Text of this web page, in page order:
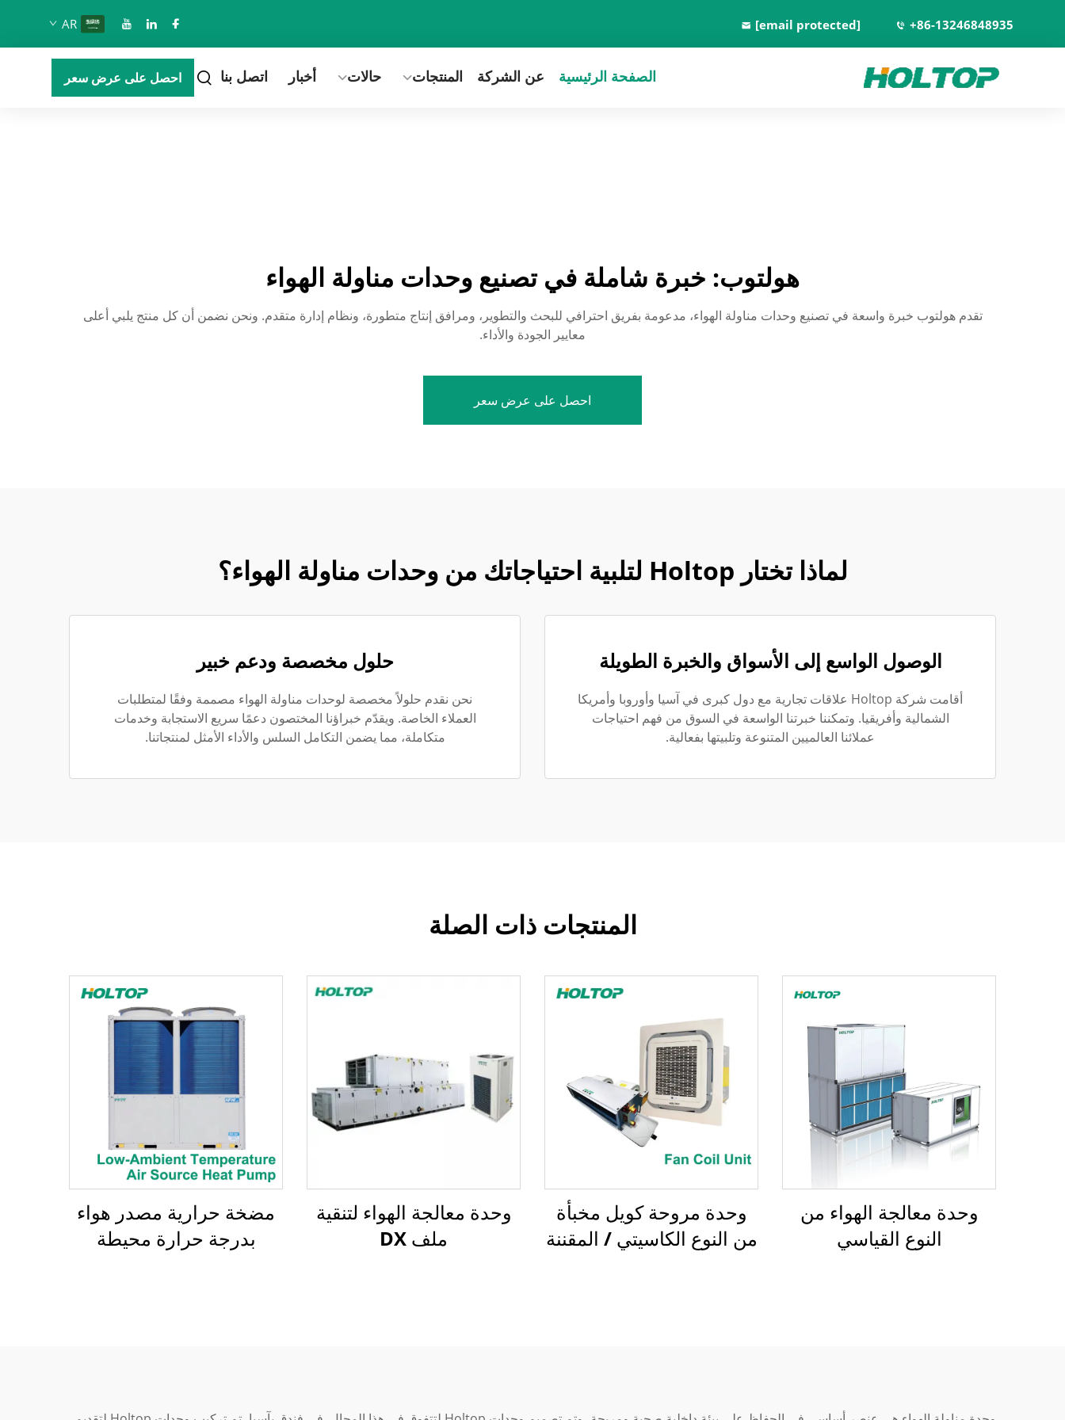
+86-13246848935
[email protected]
AR
الصفحة الرئيسية عن الشركة المنتجات حالات أخبار اتصل بنا احصل على عرض سعر
هولتوب: خبرة شاملة في تصنيع وحدات مناولة الهواء
تقدم هولتوب خبرة واسعة في تصنيع وحدات مناولة الهواء، مدعومة بفريق احترافي للبحث والتطوير، ومرافق إنتاج متطورة، ونظام إدارة متقدم. ونحن نضمن أن كل منتج يلبي أعلى
معايير الجودة والأداء.
احصل على عرض سعر
لماذا تختار Holtop لتلبية احتياجاتك من وحدات مناولة الهواء؟
الوصول الواسع إلى الأسواق والخبرة الطويلة
أقامت شركة Holtop علاقات تجارية مع دول كبرى في آسيا وأوروبا وأمريكا
الشمالية وأفريقيا. وتمكننا خبرتنا الواسعة في السوق من فهم احتياجات
عملائنا العالميين المتنوعة وتلبيتها بفعالية.
حلول مخصصة ودعم خبير
نحن نقدم حلولاً مخصصة لوحدات مناولة الهواء مصممة وفقًا لمتطلبات
العملاء الخاصة. ويقدّم خبراؤنا المختصون دعمًا سريع الاستجابة وخدمات
متكاملة، مما يضمن التكامل السلس والأداء الأمثل لمنتجاتنا.
المنتجات ذات الصلة
وحدة معالجة الهواء من
النوع القياسي
وحدة مروحة كويل مخبأة
من النوع الكاسيتي / المقننة
وحدة معالجة الهواء لتنقية
ملف DX
مضخة حرارية مصدر هواء
بدرجة حرارة محيطة